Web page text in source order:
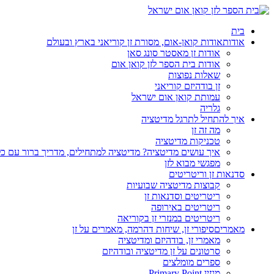
בית
אודותאודות קואן-אום, מסורת זן קוריאני בארץ ובעולם
אודות זן מאסטר סונג סאן
אודות בית הספר לזן קואן אום
שאלות נפוצות
זן בודהיזם קוריאני
עמותת קואן אום ישראל
גלריה
איך להתחיל לתרגל מדיטציה
מה זה זן
טכניקות מדיטציה
איך עושים מדיטציה? מדיטציה למתחילים, מדריך ברור עם
מפגשי מבוא לזן
סדנאות זן וריטריטים
קבוצות מדיטציה שבועיות
ריטריטים וסדנאות זן
ריטריטים באירופה
ריטריטים במנזרי זן בקוריאה
מאמריםסיפורי זן, שיחות דהרמה, מאמרים על זן
מאמרי זן, בודהיזם ומדיטציה
סרטונים על זן מדיטציה ובודהיזם
ספרים מומלצים